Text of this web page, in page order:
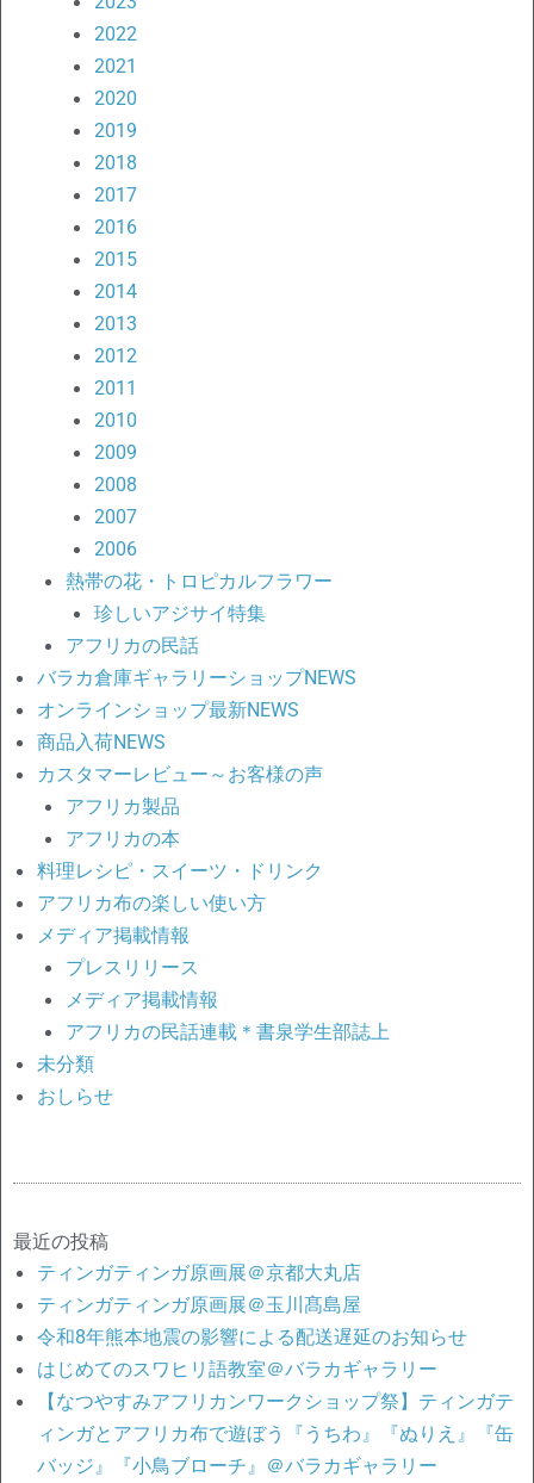
2022
2021
2020
2019
2018
2017
2016
2015
2014
2013
2012
2011
2010
2009
2008
2007
2006
熱帯の花・トロピカルフラワー
珍しいアジサイ特集
アフリカの民話
バラカ倉庫ギャラリーショップNEWS
オンラインショップ最新NEWS
商品入荷NEWS
カスタマーレビュー～お客様の声
アフリカ製品
アフリカの本
料理レシピ・スイーツ・ドリンク
アフリカ布の楽しい使い方
メディア掲載情報
プレスリリース
メディア掲載情報
アフリカの民話連載＊書泉学生部誌上
未分類
おしらせ
最近の投稿
ティンガティンガ原画展＠京都大丸店
ティンガティンガ原画展＠玉川髙島屋
令和8年熊本地震の影響による配送遅延のお知らせ
はじめてのスワヒリ語教室＠バラカギャラリー
【なつやすみアフリカンワークショップ祭】ティンガテ
ィンガとアフリカ布で遊ぼう『うちわ』『ぬりえ』『缶
バッジ』『小鳥ブローチ』＠バラカギャラリー